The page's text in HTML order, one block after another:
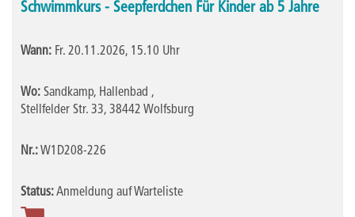
Schwimmkurs - Seepferdchen Für Kinder ab 5 Jahre
Wann: Fr. 20.11.2026, 15.10 Uhr
Wo: Sandkamp, Hallenbad ,
Stellfelder Str. 33, 38442 Wolfsburg
Nr.:W1D208-226
Status:Anmeldung auf Warteliste